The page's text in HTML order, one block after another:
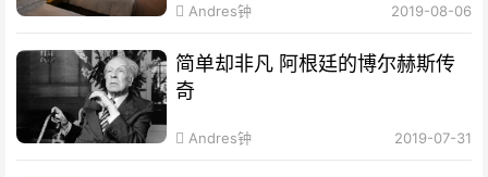
Andres钟 2019-08-06
简单却非凡 阿根廷的博尔赫斯传
奇
Andres钟 2019-07-31